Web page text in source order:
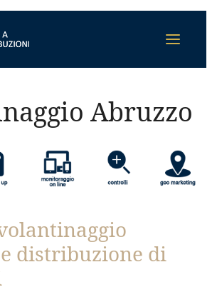
Abruzzo
distribuzione di